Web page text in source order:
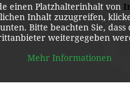
einen Platzhalterinhalt von
Inhalt zuzugreifen,
Bitte beachten Sie, dass
weitergegeben
Mehr Informationen